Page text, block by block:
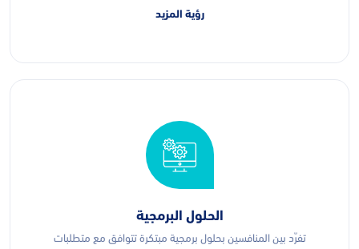
رؤية المزيد
الحلول البرمجية
تفرّد بين المنافسين بحلول برمجية مبتكرة تتوافق مع متطلبات